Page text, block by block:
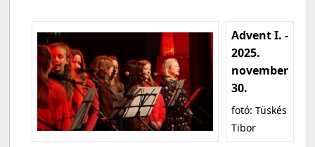
Advent I. -
2025.
november
30.
fotó: Tüskés
Tibor